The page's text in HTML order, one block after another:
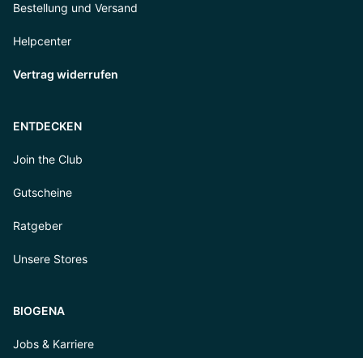
Bestellung und Versand
Helpcenter
Vertrag widerrufen
ENTDECKEN
Join the Club
Gutscheine
Ratgeber
Unsere Stores
BIOGENA
Jobs & Karriere